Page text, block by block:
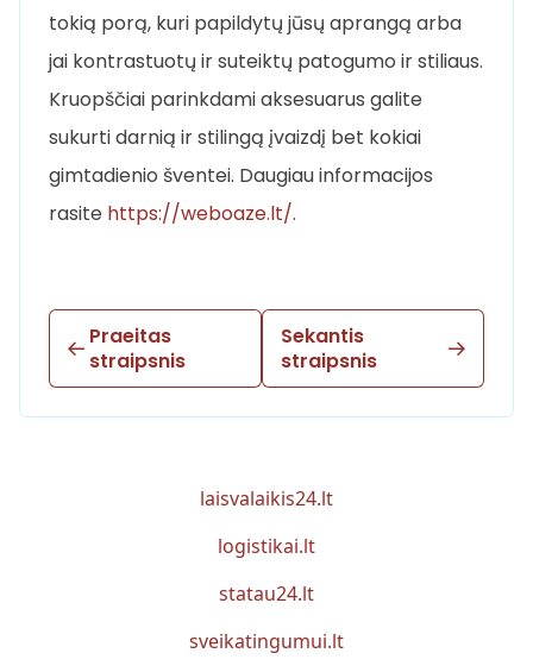
tokią porą, kuri papildytų jūsų aprangą arba
jai kontrastuotų ir suteiktų patogumo ir stiliaus.
Kruopščiai parinkdami aksesuarus galite
sukurti darnią ir stilingą įvaizdį bet kokiai
gimtadienio šventei. Daugiau informacijos
rasite https://weboaze.lt/.
Praeitas
straipsnis
Sekantis
straipsnis
laisvalaikis24.lt
logistikai.lt
statau24.lt
sveikatingumui.lt